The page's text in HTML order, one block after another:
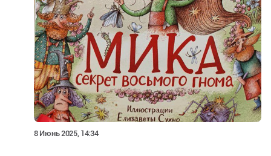
8 Июнь 2025, 14:34